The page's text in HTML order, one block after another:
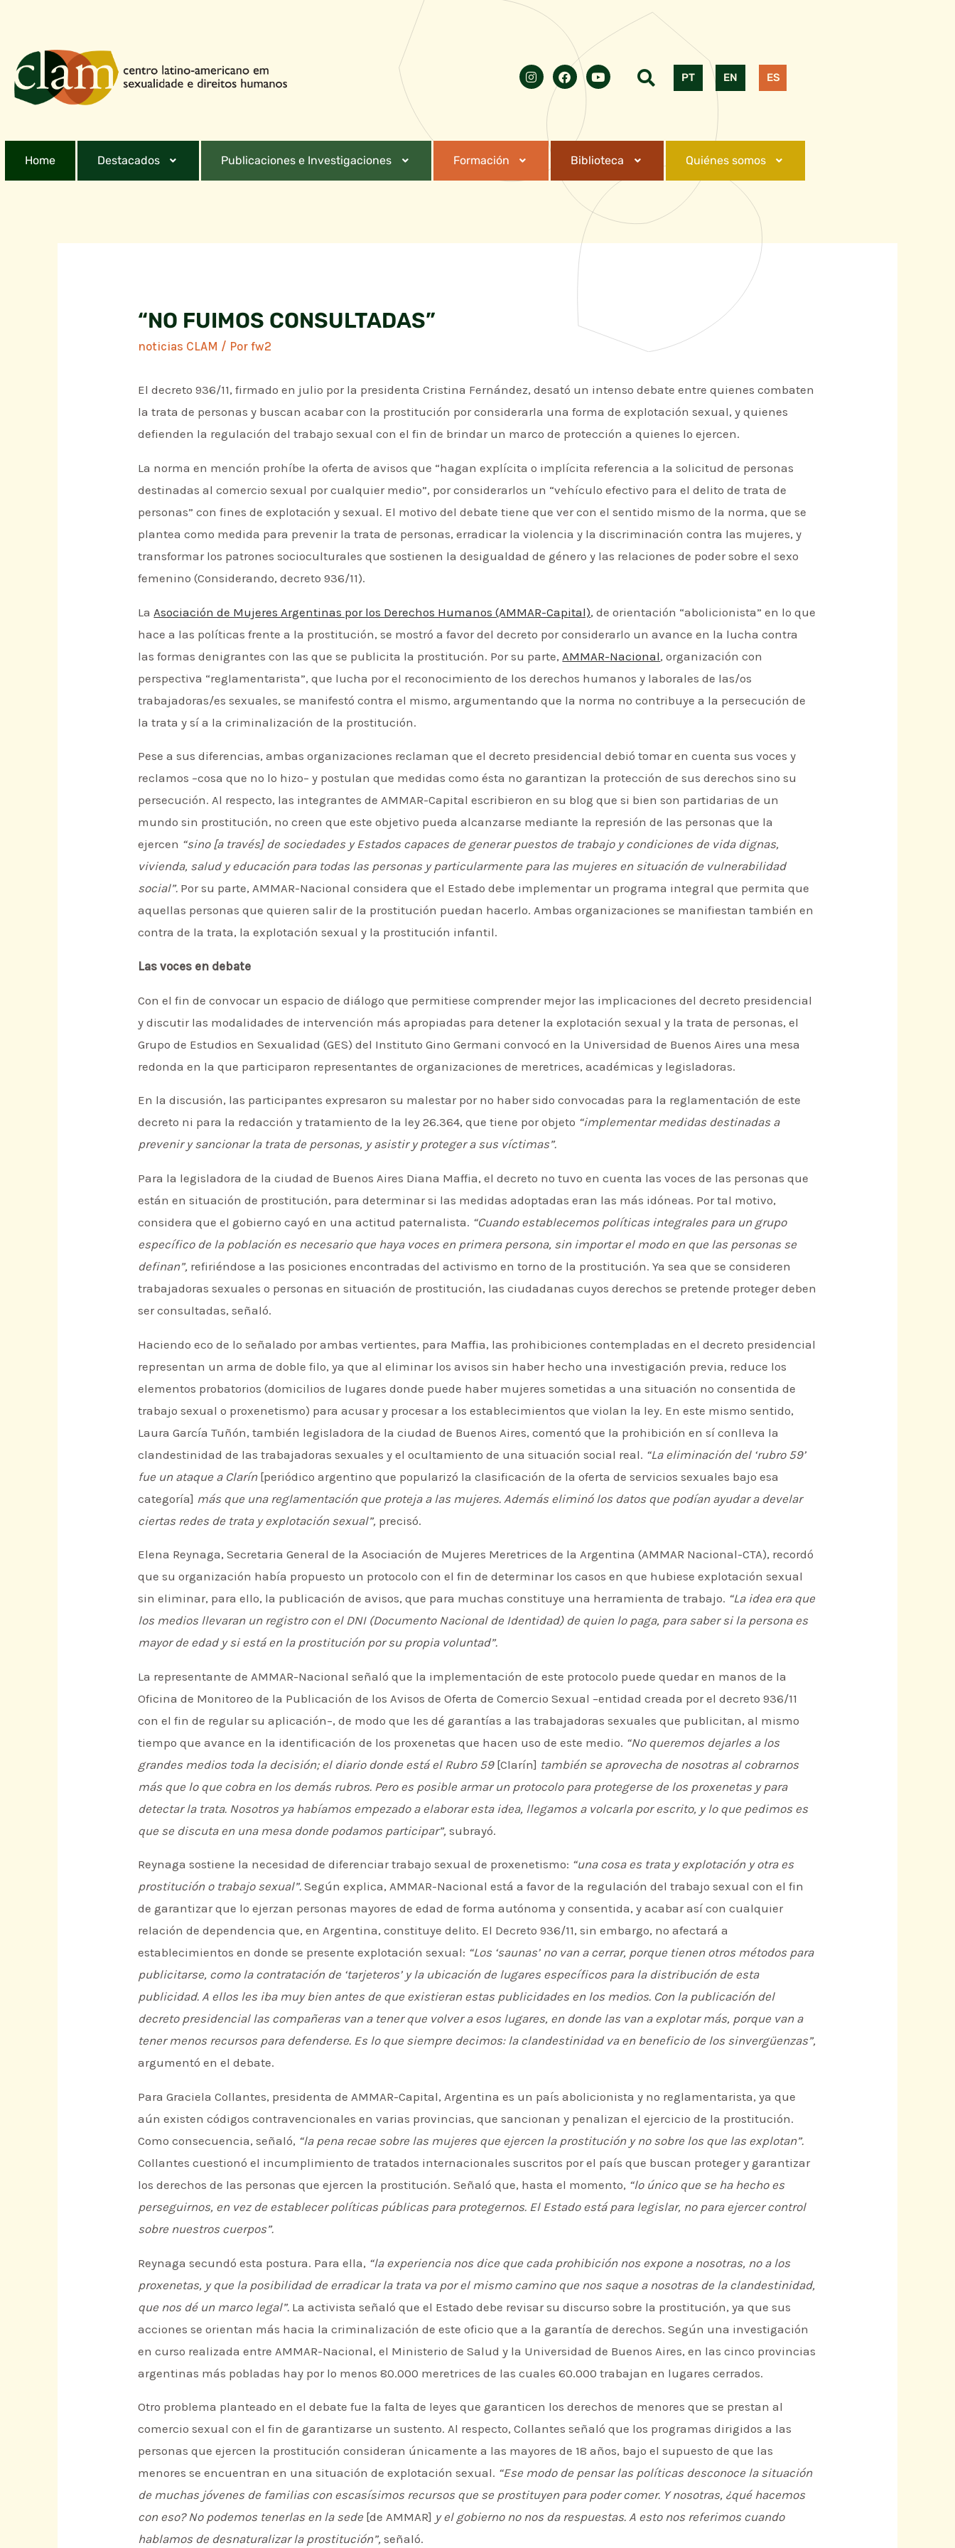
PT EN ES
Home Destacados Publicaciones e Investigaciones Formación Biblioteca Quiénes somos
“NO FUIMOS CONSULTADAS”
noticias CLAM / Porfw2
El decreto 936/11, firmado en julio por la presidenta Cristina Fernández, desató un intenso debate entre quienes combaten
la trata de personas y buscan acabar con la prostitución por considerarla una forma de explotación sexual, y quienes
defienden la regulación del trabajo sexual con el fin de brindar un marco de protección a quienes lo ejercen.
La norma en mención prohíbe la oferta de avisos que “hagan explícita o implícita referencia a la solicitud de personas
destinadas al comercio sexual por cualquier medio”, por considerarlos un “vehículo efectivo para el delito de trata de
personas” con fines de explotación y sexual. El motivo del debate tiene que ver con el sentido mismo de la norma, que se
plantea como medida para prevenir la trata de personas, erradicar la violencia y la discriminación contra las mujeres, y
transformar los patrones socioculturales que sostienen la desigualdad de género y las relaciones de poder sobre el sexo
femenino (Considerando, decreto 936/11).
La Asociación de Mujeres Argentinas por los Derechos Humanos (AMMAR-Capital), de orientación “abolicionista” en lo que
hace a las políticas frente a la prostitución, se mostró a favor del decreto por considerarlo un avance en la lucha contra
las formas denigrantes con las que se publicita la prostitución. Por su parte, AMMAR-Nacional, organización con
perspectiva “reglamentarista”, que lucha por el reconocimiento de los derechos humanos y laborales de las/os
trabajadoras/es sexuales, se manifestó contra el mismo, argumentando que la norma no contribuye a la persecución de
la trata y sí a la criminalización de la prostitución.
Pese a sus diferencias, ambas organizaciones reclaman que el decreto presidencial debió tomar en cuenta sus voces y
reclamos –cosa que no lo hizo– y postulan que medidas como ésta no garantizan la protección de sus derechos sino su
persecución. Al respecto, las integrantes de AMMAR-Capital escribieron en su blog que si bien son partidarias de un
mundo sin prostitución, no creen que este objetivo pueda alcanzarse mediante la represión de las personas que la
ejercen “sino [a través] de sociedades y Estados capaces de generar puestos de trabajo y condiciones de vida dignas,
vivienda, salud y educación para todas las personas y particularmente para las mujeres en situación de vulnerabilidad
social”. Por su parte, AMMAR-Nacional considera que el Estado debe implementar un programa integral que permita que
aquellas personas que quieren salir de la prostitución puedan hacerlo. Ambas organizaciones se manifiestan también en
contra de la trata, la explotación sexual y la prostitución infantil.
Las voces en debate
Con el fin de convocar un espacio de diálogo que permitiese comprender mejor las implicaciones del decreto presidencial
y discutir las modalidades de intervención más apropiadas para detener la explotación sexual y la trata de personas, el
Grupo de Estudios en Sexualidad (GES) del Instituto Gino Germani convocó en la Universidad de Buenos Aires una mesa
redonda en la que participaron representantes de organizaciones de meretrices, académicas y legisladoras.
En la discusión, las participantes expresaron su malestar por no haber sido convocadas para la reglamentación de este
decreto ni para la redacción y tratamiento de la ley 26.364, que tiene por objeto “implementar medidas destinadas a
prevenir y sancionar la trata de personas, y asistir y proteger a sus víctimas”.
Para la legisladora de la ciudad de Buenos Aires Diana Maffia, el decreto no tuvo en cuenta las voces de las personas que
están en situación de prostitución, para determinar si las medidas adoptadas eran las más idóneas. Por tal motivo,
considera que el gobierno cayó en una actitud paternalista. “Cuando establecemos políticas integrales para un grupo
específico de la población es necesario que haya voces en primera persona, sin importar el modo en que las personas se
definan”, refiriéndose a las posiciones encontradas del activismo en torno de la prostitución. Ya sea que se consideren
trabajadoras sexuales o personas en situación de prostitución, las ciudadanas cuyos derechos se pretende proteger deben
ser consultadas, señaló.
Haciendo eco de lo señalado por ambas vertientes, para Maffia, las prohibiciones contempladas en el decreto presidencial
representan un arma de doble filo, ya que al eliminar los avisos sin haber hecho una investigación previa, reduce los
elementos probatorios (domicilios de lugares donde puede haber mujeres sometidas a una situación no consentida de
trabajo sexual o proxenetismo) para acusar y procesar a los establecimientos que violan la ley. En este mismo sentido,
Laura García Tuñón, también legisladora de la ciudad de Buenos Aires, comentó que la prohibición en sí conlleva la
clandestinidad de las trabajadoras sexuales y el ocultamiento de una situación social real. “La eliminación del ‘rubro 59’
fue un ataque a Clarín [periódico argentino que popularizó la clasificación de la oferta de servicios sexuales bajo esa
categoría] más que una reglamentación que proteja a las mujeres. Además eliminó los datos que podían ayudar a develar
ciertas redes de trata y explotación sexual”, precisó.
Elena Reynaga, Secretaria General de la Asociación de Mujeres Meretrices de la Argentina (AMMAR Nacional-CTA), recordó
que su organización había propuesto un protocolo con el fin de determinar los casos en que hubiese explotación sexual
sin eliminar, para ello, la publicación de avisos, que para muchas constituye una herramienta de trabajo. “La idea era que
los medios llevaran un registro con el DNI (Documento Nacional de Identidad) de quien lo paga, para saber si la persona es
mayor de edad y si está en la prostitución por su propia voluntad”.
La representante de AMMAR-Nacional señaló que la implementación de este protocolo puede quedar en manos de la
Oficina de Monitoreo de la Publicación de los Avisos de Oferta de Comercio Sexual –entidad creada por el decreto 936/11
con el fin de regular su aplicación–, de modo que les dé garantías a las trabajadoras sexuales que publicitan, al mismo
tiempo que avance en la identificación de los proxenetas que hacen uso de este medio. “No queremos dejarles a los
grandes medios toda la decisión; el diario donde está el Rubro 59[Clarín] también se aprovecha de nosotras al cobrarnos
más que lo que cobra en los demás rubros. Pero es posible armar un protocolo para protegerse de los proxenetas y para
detectar la trata. Nosotros ya habíamos empezado a elaborar esta idea, llegamos a volcarla por escrito, y lo que pedimos es
que se discuta en una mesa donde podamos participar”,subrayó.
Reynaga sostiene la necesidad de diferenciar trabajo sexual de proxenetismo: “una cosa es trata y explotación y otra es
prostitución o trabajo sexual”. Según explica, AMMAR-Nacional está a favor de la regulación del trabajo sexual con el fin
de garantizar que lo ejerzan personas mayores de edad de forma autónoma y consentida, y acabar así con cualquier
relación de dependencia que, en Argentina, constituye delito. El Decreto 936/11, sin embargo, no afectará a
establecimientos en donde se presente explotación sexual: “Los ‘saunas’ no van a cerrar, porque tienen otros métodos para
publicitarse, como la contratación de ‘tarjeteros’ y la ubicación de lugares específicos para la distribución de esta
publicidad. A ellos les iba muy bien antes de que existieran estas publicidades en los medios. Con la publicación del
decreto presidencial las compañeras van a tener que volver a esos lugares, en donde las van a explotar más, porque van a
tener menos recursos para defenderse. Es lo que siempre decimos: la clandestinidad va en beneficio de los sinvergüenzas”,
argumentó en el debate.
Para Graciela Collantes, presidenta de AMMAR-Capital, Argentina es un país abolicionista y no reglamentarista, ya que
aún existen códigos contravencionales en varias provincias, que sancionan y penalizan el ejercicio de la prostitución.
Como consecuencia, señaló, “la pena recae sobre las mujeres que ejercen la prostitución y no sobre los que las explotan”.
Collantes cuestionó el incumplimiento de tratados internacionales suscritos por el país que buscan proteger y garantizar
los derechos de las personas que ejercen la prostitución. Señaló que, hasta el momento, “lo único que se ha hecho es
perseguirnos, en vez de establecer políticas públicas para protegernos. El Estado está para legislar, no para ejercer control
sobre nuestros cuerpos”.
Reynaga secundó esta postura. Para ella, “la experiencia nos dice que cada prohibición nos expone a nosotras, no a los
proxenetas, y que la posibilidad de erradicar la trata va por el mismo camino que nos saque a nosotras de la clandestinidad,
que nos dé un marco legal”. La activista señaló que el Estado debe revisar su discurso sobre la prostitución, ya que sus
acciones se orientan más hacia la criminalización de este oficio que a la garantía de derechos. Según una investigación
en curso realizada entre AMMAR-Nacional, el Ministerio de Salud y la Universidad de Buenos Aires, en las cinco provincias
argentinas más pobladas hay por lo menos 80.000 meretrices de las cuales 60.000 trabajan en lugares cerrados.
Otro problema planteado en el debate fue la falta de leyes que garanticen los derechos de menores que se prestan al
comercio sexual con el fin de garantizarse un sustento. Al respecto, Collantes señaló que los programas dirigidos a las
personas que ejercen la prostitución consideran únicamente a las mayores de 18 años, bajo el supuesto de que las
menores se encuentran en una situación de explotación sexual. “Ese modo de pensar las políticas desconoce la situación
de muchas jóvenes de familias con escasísimos recursos que se prostituyen para poder comer. Y nosotras, ¿qué hacemos
con eso? No podemos tenerlas en la sede [de AMMAR] y el gobierno no nos da respuestas. A esto nos referimos cuando
hablamos de desnaturalizar la prostitución”, señaló.